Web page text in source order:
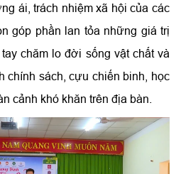
ái, trách nhiệm xã hội của các
góp phần lan tỏa những giá trị
chăm lo đời sống vật chất và
chính sách, cựu chiến binh, học
cảnh khó khăn trên địa bàn.